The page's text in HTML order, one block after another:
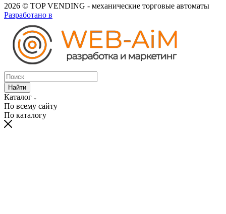
2026 © TOP VENDING - механические торговые автоматы
Разработано в
Найти
Каталог
По всему сайту
По каталогу